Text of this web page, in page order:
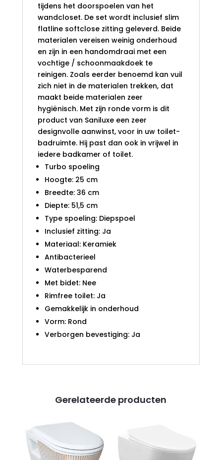
tijdens het doorspoelen van het
wandcloset. De set wordt inclusief slim
flatline softclose zitting geleverd. Beide
materialen vereisen weinig onderhoud
en zijn in een handomdraai met een
vochtige / schoonmaakdoek te
reinigen. Zoals eerder benoemd kan vuil
zich niet in de materialen trekken, dat
maakt beide materialen zeer
hygiënisch. Met zijn ronde vorm is dit
product van Saniluxe een zeer
designvolle aanwinst, voor in uw toilet-
badruimte. Hij past dan ook in vrijwel in
iedere badkamer of toilet.
Turbo spoeling
Hoogte: 25 cm
Breedte: 36 cm
Diepte: 51,5 cm
Type spoeling: Diepspoel
Inclusief zitting: Ja
Materiaal: Keramiek
Antibacterieel
Waterbesparend
Met bidet: Nee
Rimfree toilet: Ja
Gemakkelijk in onderhoud
Vorm: Rond
Verborgen bevestiging: Ja
Gerelateerde producten